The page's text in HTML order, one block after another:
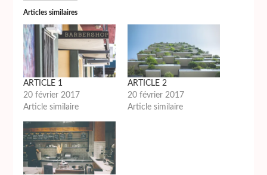
Articles similaires
ARTICLE 1
20 février 2017
Article similaire
ARTICLE 2
20 février 2017
Article similaire